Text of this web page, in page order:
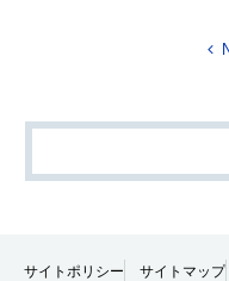
サイトポリシー サイトマップ